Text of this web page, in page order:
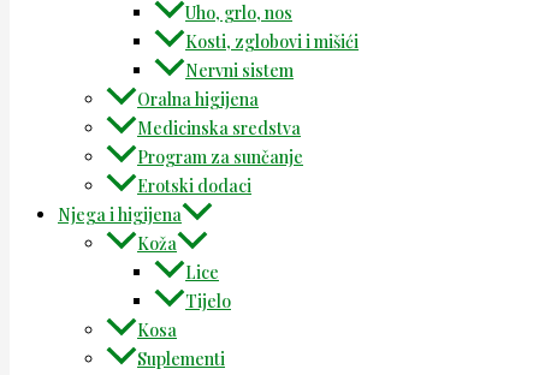
Uho, grlo, nos
Kosti, zglobovi i mišići
Nervni sistem
Oralna higijena
Medicinska sredstva
Program za sunčanje
Erotski dodaci
Njega i higijena
Koža
Lice
Tijelo
Kosa
Suplementi